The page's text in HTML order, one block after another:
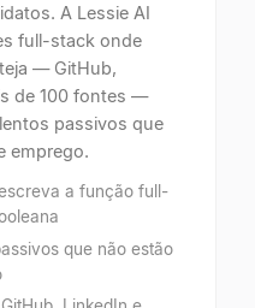
A Lessie AI
full-stack onde
— GitHub,
de 100 fontes —
passivos que
emprego.
a função full-
que não estão